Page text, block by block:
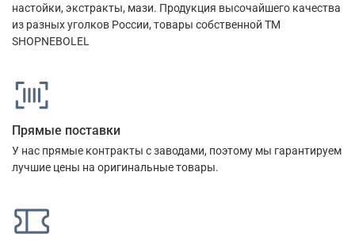
настойки, экстракты, мази. Продукция высочайшего качества
из разных уголков России, товары собственной ТМ
SHOPNEBOLEL
Прямые поставки
У нас прямые контракты с заводами, поэтому мы гарантируем
лучшие цены на оригинальные товары.